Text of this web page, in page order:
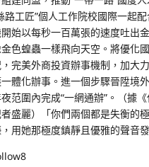
路工匠”個人工作院校國際一起
始以每秒一百萬張的速度吐出
色蝗蟲一樣飛向天空。將優化
完美外商投資辦事機制，加大
體化辦事。進一個步驟晉陞境
范圍內完成“一網通辦”。（據
盛麗）「你們兩個都是失衡的
用她那極度鎮靜且優雅的聲音